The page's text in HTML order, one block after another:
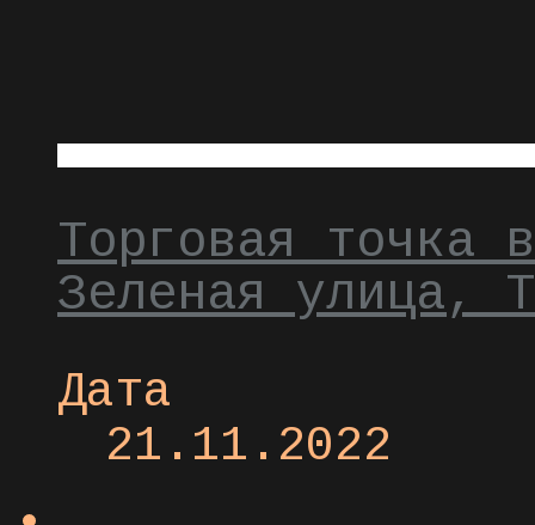
Торговая точка
Зеленая улица,
Дата
21.11.2022